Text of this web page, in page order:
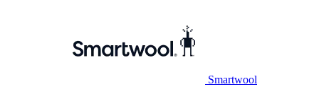
Smartwool